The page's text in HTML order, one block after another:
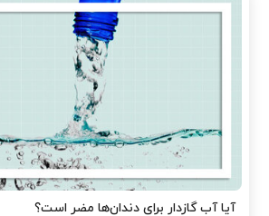
آیا آب گازدار برای دندان‌ها مضر است؟